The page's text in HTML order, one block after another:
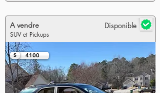
A vendre Disponible
SUV et Pickups
4100
$